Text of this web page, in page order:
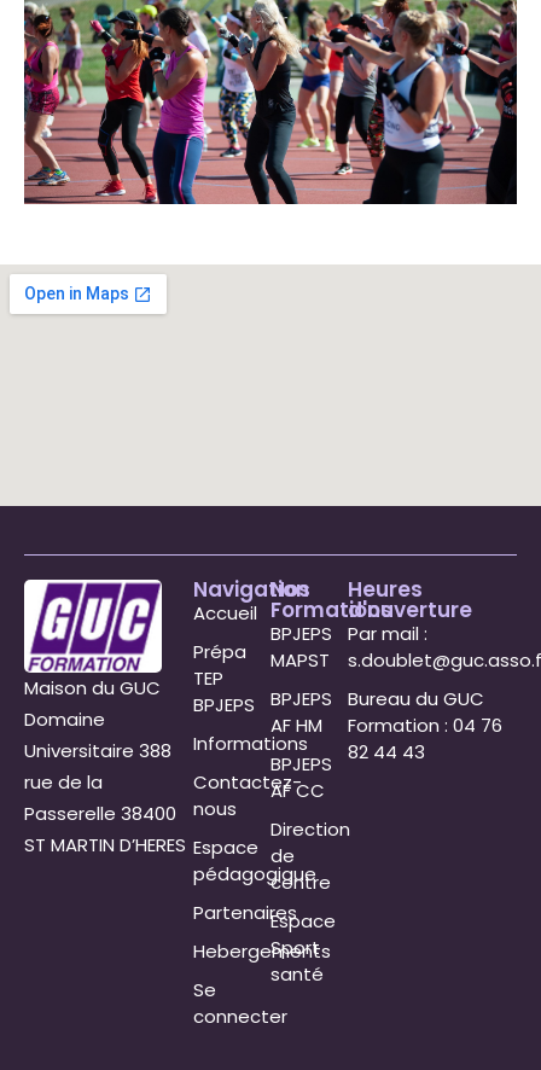
Maison du GUC
Domaine
Universitaire 388
rue de la
Passerelle 38400
ST MARTIN D’HERES
Navigation
Accueil
Prépa
TEP
BPJEPS
Informations
Contactez-
nous
Espace
pédagogique
Partenaires
Hebergements
Se
connecter
Nos
Formations
BPJEPS
MAPST
BPJEPS
AF HM
BPJEPS
AF CC
Direction
de
centre
Espace
Sport
santé
Heures
d'ouverture
Par mail :
Bureau du GUC
Formation : 04 76
82 44 43